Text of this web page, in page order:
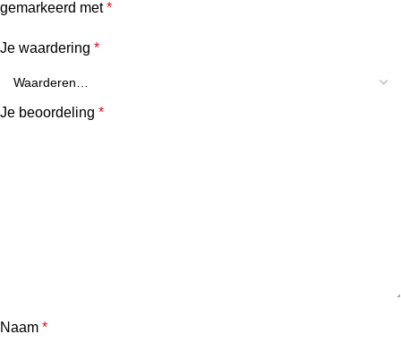
gemarkeerd met*
Je waardering *
Je beoordeling *
Naam *